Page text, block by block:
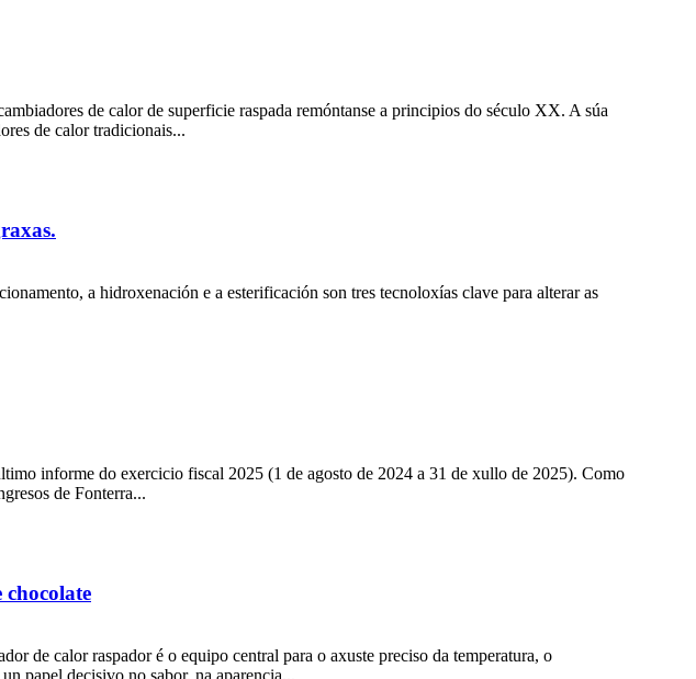
de calor de superficie raspada remóntanse a principios do século XX. A súa
de calor tradicionais...
a hidroxenación e a esterificación son tres tecnoloxías clave para alterar as
informe do exercicio fiscal 2025 (1 de agosto de 2024 a 31 de xullo de 2025). Como
de Fonterra...
de calor raspador é o equipo central para o axuste preciso da temperatura, o
papel decisivo no sabor, na aparencia...